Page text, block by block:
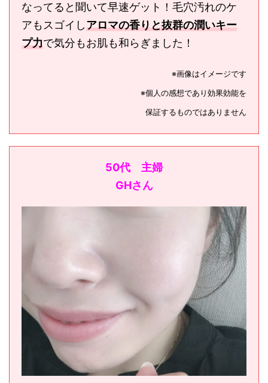
なってると聞いて早速ゲット！ 毛穴汚れのケ
アもスゴイしアロマの香りと抜群の潤いキー
プ力で気分もお肌も和らぎました！
※画像はイメージです
※個人の感想であり効果効能を
保証するものではありません
50代 主婦
GHさん